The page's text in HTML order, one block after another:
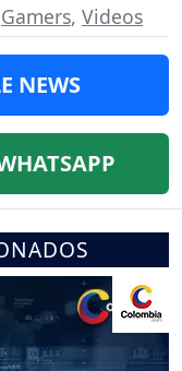
Gamers, Videos
NEWS